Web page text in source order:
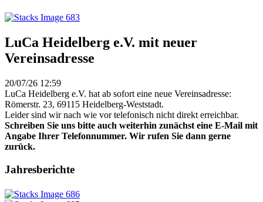
LuCa Heidelberg e.V. mit neuer
Vereinsadresse
20/07/26 12:59
LuCa Heidelberg e.V. hat ab sofort eine neue Vereinsadresse:
Römerstr. 23, 69115 Heidelberg-Weststadt.
Leider sind wir nach wie vor telefonisch nicht direkt erreichbar.
Schreiben Sie uns bitte auch weiterhin zunächst eine E-Mail mit
Angabe Ihrer Telefonnummer. Wir rufen Sie dann gerne
zurück.
Jahresberichte